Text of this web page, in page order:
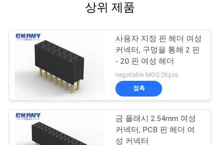
상위 제품
사용자 지정 핀 헤더 여성
커넥터, 구멍을 통해 2 핀
- 20 핀 여성 헤더
negotiable MOQ:2Kpcs
접촉
금 플래시 2.54mm 여성
커넥터, PCB 핀 헤더 여
성 커넥터